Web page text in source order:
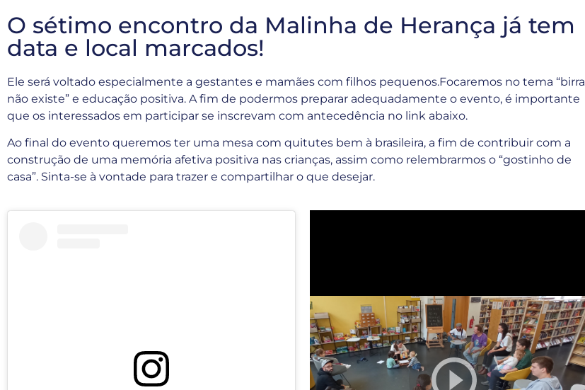
O sétimo encontro da Malinha de Herança já tem
data e local marcados!
Ele será voltado especialmente a gestantes e mamães com filhos pequenos.Focaremos no tema “birra
não existe” e educação positiva. Afim de podermos preparar adequadamente o evento, é importante
que os interessados em participar se inscrevam com antecedência no link abaixo.
Ao final do evento queremos ter uma mesa com quitutes bem à brasileira, a fim de contribuir com a
construção de uma memória afetiva positiva nas crianças, assim como relembrarmos o “gostinho de
casa”. Sinta-se à vontade para trazer e compartilhar o que desejar.